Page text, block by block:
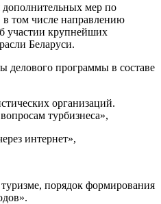
мер по
том числе направлению
участии крупнейших
Беларуси.
программы в составе
организаций.
турбизнеса»,
интернет»,
порядок формирования